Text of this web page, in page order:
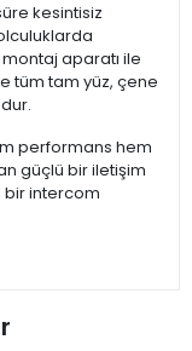
kesintisiz
aparatı ile
tüm tam yüz, çene
performans hem
güçlü bir iletişim
bir intercom